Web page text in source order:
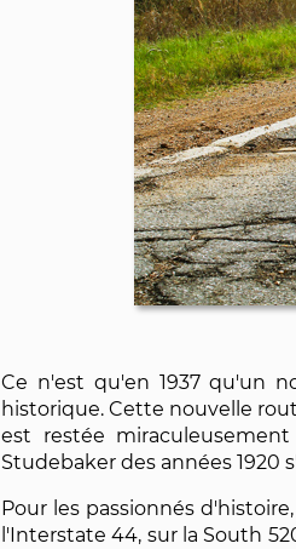
Ce n'est qu'en 1937 qu'un
historique. Cette nouvelle
est restée
Studebaker des années
Pour les passionnés
l'Interstate 44, sur la South